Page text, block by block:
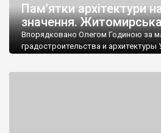
Пам’ятки архітектури
значення.
Впорядковано Олегом Годиною за
градостроительства и архитектуры
національного значення до